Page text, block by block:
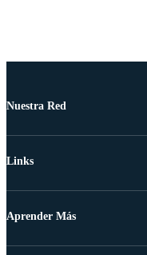
Nuestra Red
Links
Aprender Más